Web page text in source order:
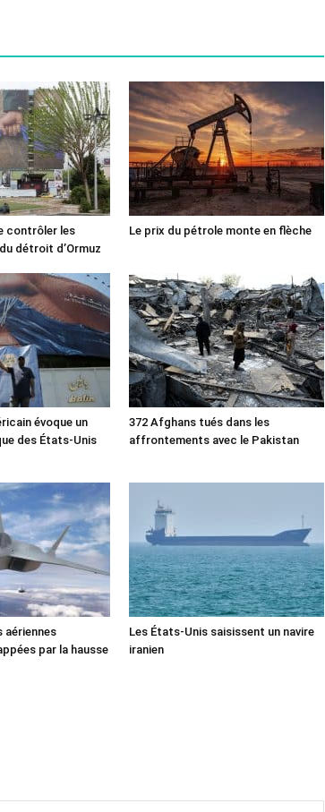
contrôler les
détroit d’Ormuz
Le prix du pétrole monte en flèche
évoque un
des États-Unis
372 Afghans tués dans les
affrontements avec le Pakistan
aériennes
par la hausse
Les États-Unis saisissent un navire
iranien